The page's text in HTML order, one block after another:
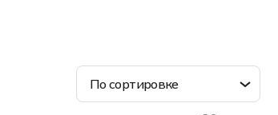
По сортировке